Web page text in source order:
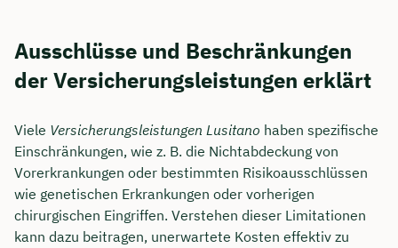
Ausschlüsse und Beschränkungen
der Versicherungsleistungen erklärt
Viele Versicherungsleistungen Lusitano haben spezifische
Einschränkungen, wie z. B. die Nichtabdeckung von
Vorerkrankungen oder bestimmten Risikoausschlüssen
wie genetischen Erkrankungen oder vorherigen
chirurgischen Eingriffen. Verstehen dieser Limitationen
kann dazu beitragen, unerwartete Kosten effektiv zu